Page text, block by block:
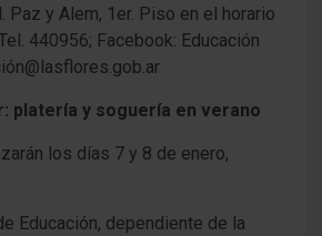
Paz y Alem, 1er. Piso en el horario
440956; Facebook: Educación
platería y soguería en verano
los días 7 y 8 de enero,
Educación, dependiente de la